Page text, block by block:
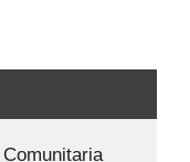
p
tir